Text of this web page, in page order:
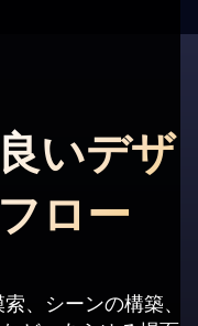
いデザ
ロー
、シーンの構築、